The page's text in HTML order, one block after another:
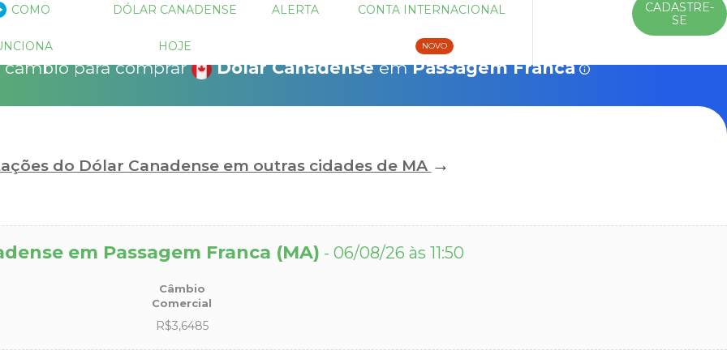
descontos!
através do sistema de ofertas do
pagar quanto?
COMO DÓLAR CANADENSE
HOJE
ALERTA CONTA INTERNACIONAL
NOVO
CADASTRE-
SE
câmbio para comprar Dólar CanadenseemPassagem Franca
do Dólar Canadense em outras cidades de MA →
em Passagem Franca (MA) - 06/08/26 às 11:50
Câmbio
Comercial
R$3,6485